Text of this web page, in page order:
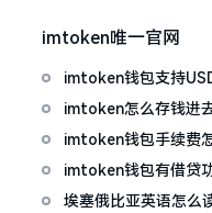
imtoken唯一官网
imtoken钱包支持
imtoken怎么存钱进
imtoken钱包手续费
在招
imtoken钱包有借贷
楚
埃塞俄比亚英语怎么